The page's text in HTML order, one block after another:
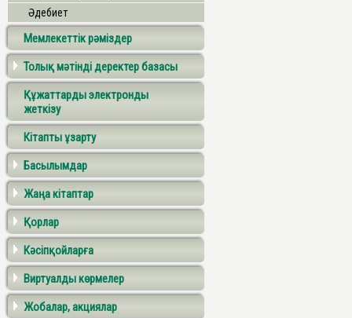
Әдебиет
Мемлекеттік рәміздер
Толық мәтінді деректер базасы
Құжаттарды электронды
жеткізу
Кітапты ұзарту
Басылымдар
Жаңа кітаптар
Қорлар
Кәсіпқойларға
Виртуалды көрмелер
Жобалар, акциялар